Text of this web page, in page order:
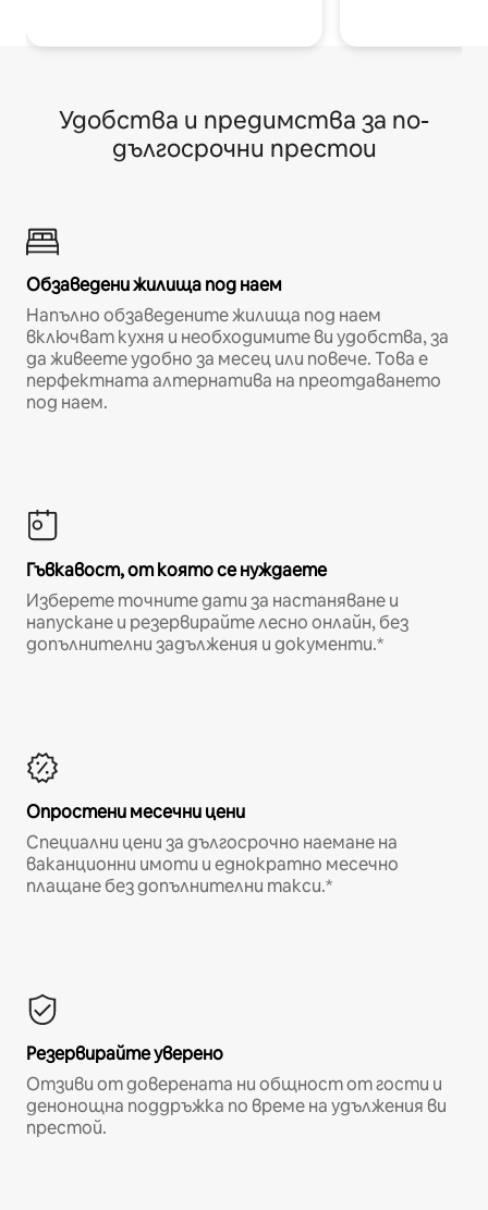
Удобства и предимства за по-
дългосрочни престои
Обзаведени жилища под наем
Напълно обзаведените жилища под наем
включват кухня и необходимите ви удобства, за
да живеете удобно за месец или повече. Това е
перфектната алтернатива на преотдаването
под наем.
Гъвкавост, от която се нуждаете
Изберете точните дати за настаняване и
напускане и резервирайте лесно онлайн, без
допълнителни задължения и документи.*
Опростени месечни цени
Специални цени за дългосрочно наемане на
ваканционни имоти и еднократно месечно
плащане без допълнителни такси.*
Резервирайте уверено
Отзиви от доверената ни общност от гости и
денонощна поддръжка по време на удължения ви
престой.